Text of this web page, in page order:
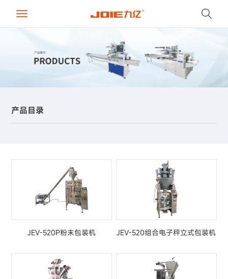
Toggle
产品目录
JEV-520P粉末包装机 JEV-520组合电子秤立式包装机